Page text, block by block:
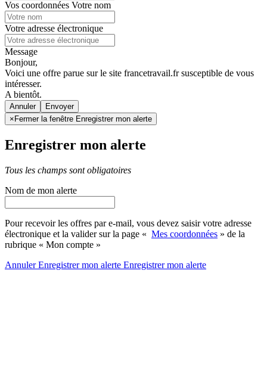
Vos coordonnées Votre nom
Votre adresse électronique
Message
Bonjour,
Voici une offre parue sur le site francetravail.fr susceptible de vous
intéresser.
A bientôt.
Annuler
× Fermer la fenêtre Enregistrer mon alerte
Enregistrer mon alerte
Tous les champs sont obligatoires
Nom de mon alerte
Pour recevoir les offres par e-mail, vous devez saisir votre adresse
électronique et la valider sur la page « Mes coordonnées » de la
rubrique « Mon compte »
AnnulerEnregistrer mon alerte Enregistrermon alerte